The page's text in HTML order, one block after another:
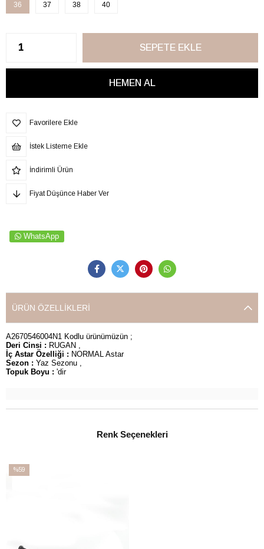
36 37 38 40
Favorilere Ekle
İstek Listeme Ekle
İndirimli Ürün
Fiyat Düşünce Haber Ver
WhatsApp
ÜRÜN ÖZELLIKLERI
A2670546004N1 Kodlu ürünümüzün ;
Deri Cinsi : RUGAN ,
İç Astar Özelliği : NORMAL Astar
Sezon : Yaz Sezonu ,
Topuk Boyu : 'dir
Renk Seçenekleri
%59